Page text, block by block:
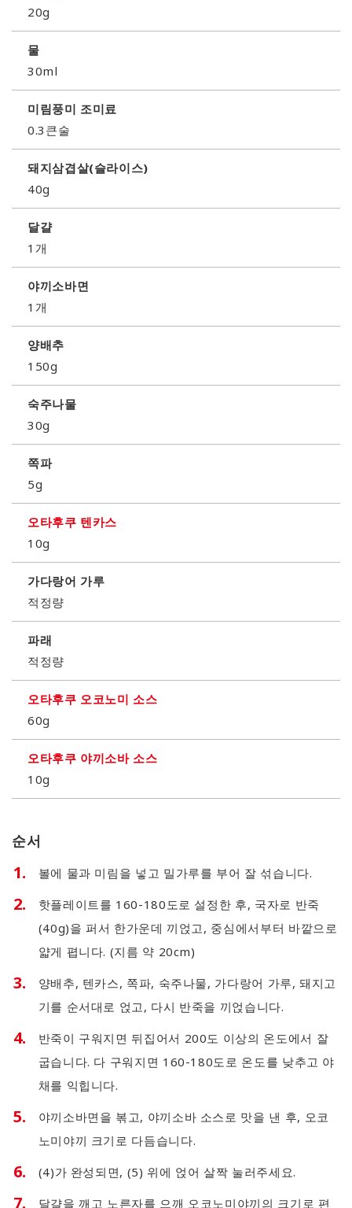
20g
물
30ml
미림풍미 조미료
0.3큰술
돼지삼겹살(슬라이스)
40g
달걀
1개
야끼소바면
1개
양배추
150g
숙주나물
30g
쪽파
5g
오타후쿠 텐카스
10g
가다랑어 가루
적정량
파래
적정량
오타후쿠 오코노미 소스
60g
오타후쿠 야끼소바 소스
10g
순서
볼에 물과 미림을 넣고 밀가루를 부어 잘 섞습니다.
핫플레이트를 160-180도로 설정한 후, 국자로 반죽
(40g)을 퍼서 한가운데 끼얹고, 중심에서부터 바깥으로
얇게 폅니다. (지름 약 20cm)
양배추, 텐카스, 쪽파, 숙주나물, 가다랑어 가루, 돼지고
기를 순서대로 얹고, 다시 반죽을 끼얹습니다.
반죽이 구워지면 뒤집어서 200도 이상의 온도에서 잘
굽습니다. 다 구워지면 160-180도로 온도를 낮추고 야
채를 익힙니다.
야끼소바면을 볶고, 야끼소바 소스로 맛을 낸 후, 오코
노미야끼 크기로 다듬습니다.
(4)가 완성되면, (5) 위에 얹어 살짝 눌러주세요.
달걀을 깨고 노른자를 으깨 오코노미야끼의 크기로 편